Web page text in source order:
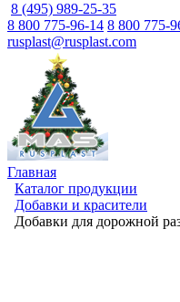
8 (495) 989-25-35
8 800 775-96-14 8 800 775-
rusplast@rusplast.com
Главная
Каталог продукции
Добавки и красители
Добавки для дорожной